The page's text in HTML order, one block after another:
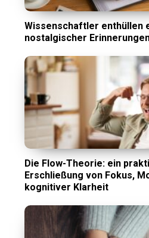
Wissenschaftler enthüllen
nostalgischer
Die Flow-Theorie: ein
Erschließung von Fokus,
kognitiver Klarheit